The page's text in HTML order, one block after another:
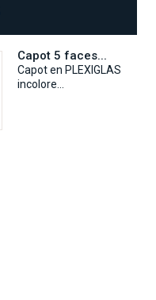
Capot 5 faces...
Capot en PLEXIGLAS
incolore...